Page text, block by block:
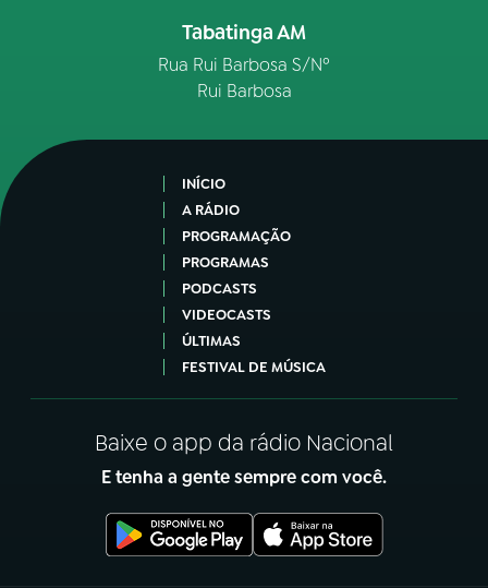
Tabatinga AM
Rua Rui Barbosa S/Nº
Rui Barbosa
INÍCIO
A RÁDIO
PROGRAMAÇÃO
PROGRAMAS
PODCASTS
VIDEOCASTS
ÚLTIMAS
FESTIVAL DE MÚSICA
Baixe o app da rádio Nacional
E tenha a gente sempre com você.